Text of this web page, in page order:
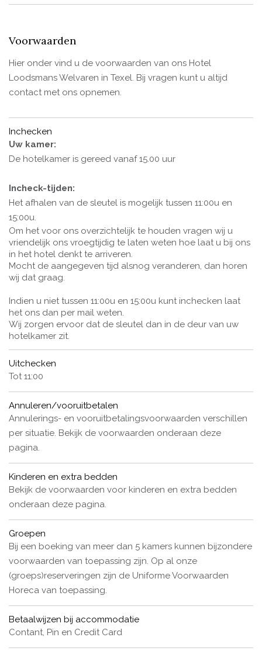
Voorwaarden
Hier onder vind u de voorwaarden van ons Hotel
Loodsmans Welvaren in Texel. Bij vragen kunt u altijd
contact met ons opnemen.
Inchecken
Uw kamer:
De hotelkamer is gereed vanaf 15.00 uur
Incheck-tijden:
Het afhalen van de sleutel is mogelijk tussen 11:00u en
15:00u.
Om het voor ons overzichtelijk te houden vragen wij u
vriendelijk ons vroegtijdig te laten weten hoe laat u bij ons
in het hotel denkt te arriveren.
Mocht de aangegeven tijd alsnog veranderen, dan horen
wij dat graag.
Indien u niet tussen 11:00u en 15:00u kunt inchecken laat
het ons dan per mail weten.
Wij zorgen ervoor dat de sleutel dan in de deur van uw
hotelkamer zit.
Uitchecken
Tot 11:00
Annuleren/vooruitbetalen
Annulerings- en vooruitbetalingsvoorwaarden verschillen
per situatie. Bekijk de voorwaarden onderaan deze
pagina.
Kinderen en extra bedden
Bekijk de voorwaarden voor kinderen en extra bedden
onderaan deze pagina.
Groepen
Bij een boeking van meer dan 5 kamers kunnen bijzondere
voorwaarden van toepassing zijn. Op al onze
(groeps)reserveringen zijn de Uniforme Voorwaarden
Horeca van toepassing.
Betaalwijzen bij accommodatie
Contant, Pin en Credit Card